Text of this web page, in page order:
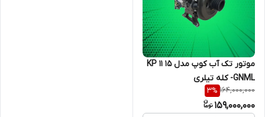
موتور تک آب کوپ مدل KP 11 15
GNML- کله تیلری
164,000,000
3%
159,000,000